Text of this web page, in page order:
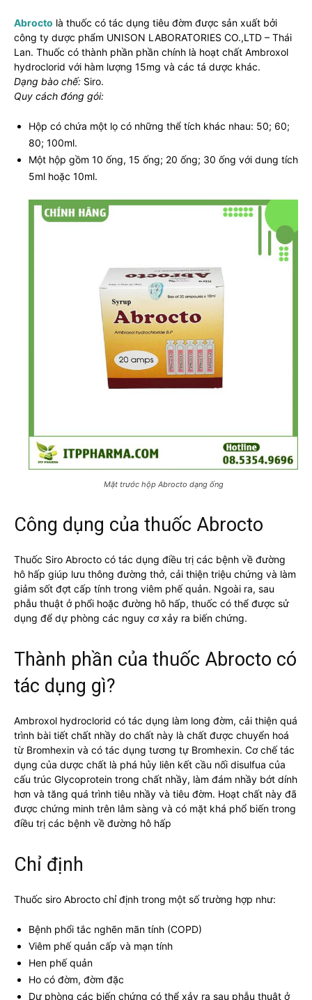
Abrocto là thuốc có tác dụng tiêu đờm được sản xuất bởi
công ty dược phẩm UNISON LABORATORIES CO.,LTD – Thái
Lan. Thuốc có thành phần phần chính là hoạt chất Ambroxol
hydroclorid với hàm lượng 15mg và các tá dược khác.
Dạng bào chế: Siro.
Quy cách đóng gói:
Hộp có chứa một lọ có những thể tích khác nhau: 50; 60;
80; 100ml.
Một hộp gồm 10 ống, 15 ống; 20 ống; 30 ống với dung tích
5ml hoặc 10ml.
Mặt trước hộp Abrocto dạng ống
Công dụng của thuốc Abrocto
Thuốc Siro Abrocto có tác dụng điều trị các bệnh về đường
hô hấp giúp lưu thông đường thở, cải thiện triệu chứng và làm
giảm sốt đợt cấp tính trong viêm phế quản. Ngoài ra, sau
phẫu thuật ở phổi hoặc đường hô hấp, thuốc có thể được sử
dụng để dự phòng các nguy cơ xảy ra biến chứng.
Thành phần của thuốc Abrocto có
tác dụng gì?
Ambroxol hydroclorid có tác dụng làm long đờm, cải thiện quá
trình bài tiết chất nhầy do chất này là chất được chuyển hoá
từ Bromhexin và có tác dụng tương tự Bromhexin. Cơ chế tác
dụng của dược chất là phá hủy liên kết cầu nối disulfua của
cấu trúc Glycoprotein trong chất nhầy, làm đám nhầy bớt dính
hơn và tăng quá trình tiêu nhầy và tiêu đờm. Hoạt chất này đã
được chứng minh trên lâm sàng và có mặt khá phổ biến trong
điều trị các bệnh về đường hô hấp
Chỉ định
Thuốc siro Abrocto chỉ định trong một số trường hợp như:
Bệnh phổi tắc nghẽn mãn tính (COPD)
Viêm phế quản cấp và mạn tính
Hen phế quản
Ho có đờm, đờm đặc
Dự phòng các biến chứng có thể xảy ra sau phẫu thuật ở